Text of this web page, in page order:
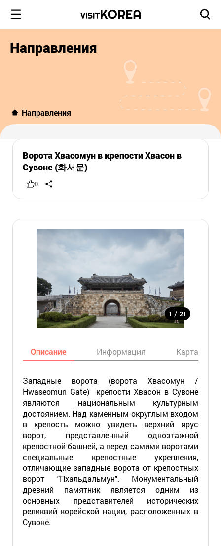
Направления
Направления
Ворота Хвасомун в крепости Хвасон в
Сувоне (화서문)
0
1 / 21
Описание Информация Карта
Западные ворота (ворота Хвасомун /
Hwaseomun Gate) крепости Хвасон в Сувоне
являются национальным культурным
достоянием. Над каменным округлым входом
в крепость можно увидеть верхний ярус
ворот, представленный одноэтажной
крепостной башней, а перед самими воротами
специальные крепостные укрепления,
отличающие западные ворота от крепостных
ворот "Пхальдальмун". Монументальный
древний памятник является одним из
основных представителей исторических
реликвий корейской нации, расположенных в
Сувоне.